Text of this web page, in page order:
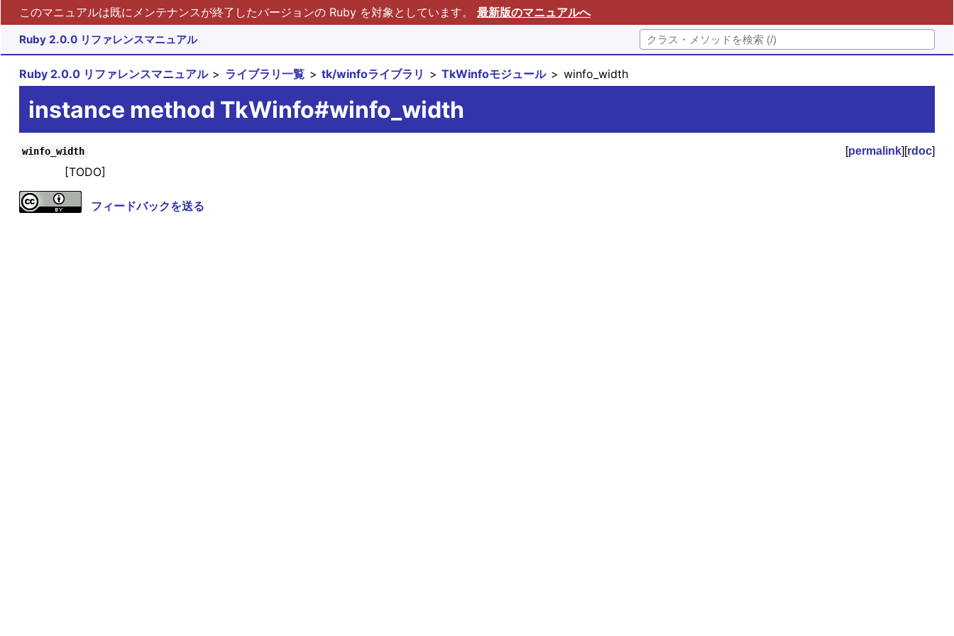
このマニュアルは既にメンテナンスが終了したバージョンの Ruby を対象としています。 最新版のマニュアルへ
Ruby 2.0.0 リファレンスマニュアル
Ruby 2.0.0 リファレンスマニュアル ライブラリ一覧 tk/winfoライブラリ TkWinfoモジュール winfo_width
instance method TkWinfo#winfo_width
winfo_width [permalink][rdoc]
[TODO]
フィードバックを送る